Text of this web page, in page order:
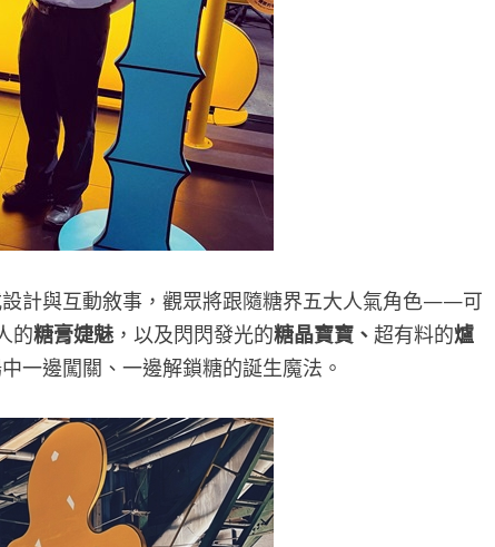
計與互動敘事，觀眾將跟隨糖界五大人氣角色——可
的糖膏婕魅，以及閃閃發光的糖晶寶寶、 超有料的爐
一邊闖關、一邊解鎖糖的誕生魔法。